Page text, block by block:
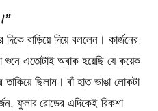
বাড়িয়ে দিয়ে বললেন। কার্জনের
শুনে এতোটাই অবাক হয়েছি যে কয়েক
ছিলাম। বাঁ হাত ভাঙা লোকটা
ফুলার রোডের এদিকেই রিকশা